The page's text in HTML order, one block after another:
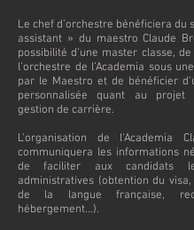
Le chef d’orchestre bénéficiera du
assistant » du maestro Claude
possibilité d’une master classe,
l’orchestre de l’Academia sous
par le Maestro et de bénéficier
personnalisée quant au projet
gestion de carrière.
L'organisation de l'Academia
communiquera les informations
de faciliter aux candidats
administratives (obtention du
de la langue française,
hébergement…).